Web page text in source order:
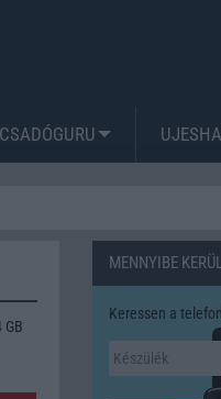
MENNYIBE KERÜL
Keressen a